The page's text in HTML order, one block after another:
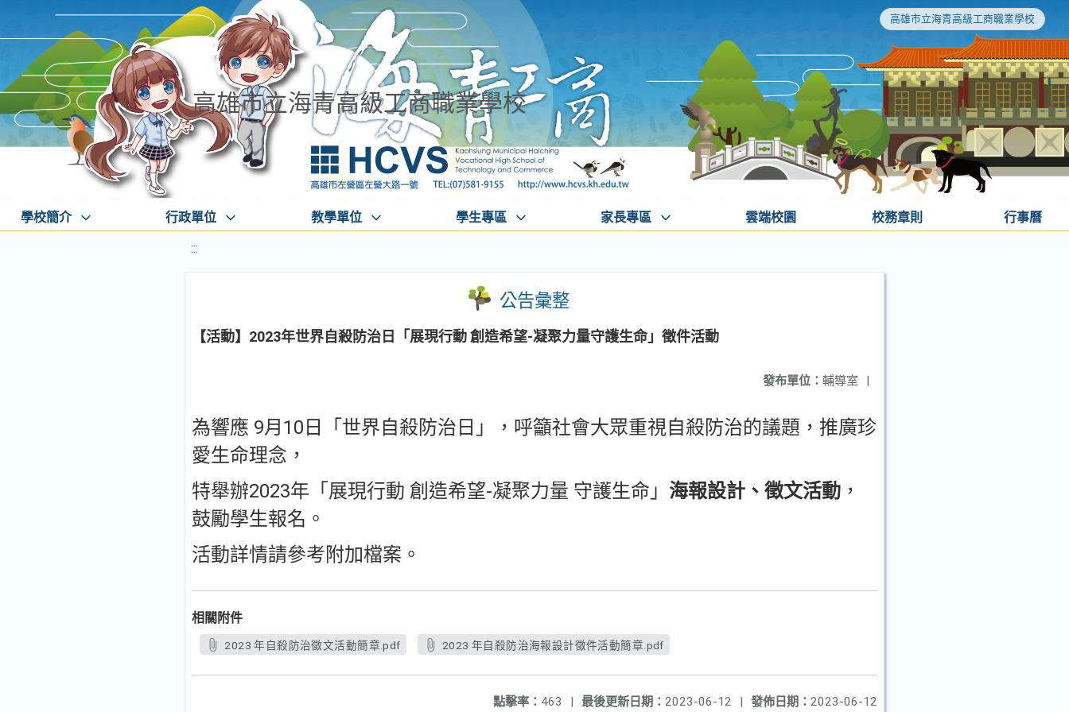
高雄市立海青高級工商職業學校
高雄市立海青高級工商職業學校
學校簡介 行政單位 教學單位 學生專區 家長專區 雲端校園 校務章則 行事曆
:::
公告彙整
【活動】2023年世界自殺防治日「展現行動 創造希望-凝聚力量守護生命」徵件活動
發布單位： 輔導室 |
為響應 9月10日「世界自殺防治日」，呼籲社會大眾重視自殺防治的議題，推廣珍
愛生命理念，
特舉辦2023年「展現行動 創造希望-凝聚力量 守護生命」 海報設計、徵文活動 ，
鼓勵學生報名。
活動詳情請參考附加檔案。
相關附件
2023 年自殺防治徵文活動簡章.pdf 2023 年自殺防治海報設計徵件活動簡章.pdf
發佈日期： 2023-06-12
最後更新日期： 2023-06-12 |
點擊率： 463 |